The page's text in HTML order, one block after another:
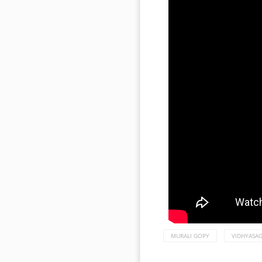
MURALI GOPY